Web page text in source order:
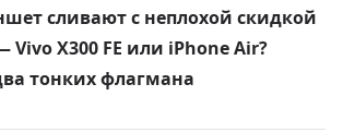
сливают с неплохой скидкой
X300 FE или iPhone Air?
тонких флагмана